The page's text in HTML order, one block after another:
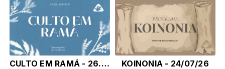
CULTO EM RAMÁ - 26.07.26 - Pr. Paulo Ricardo KOINONIA - 24/07/26